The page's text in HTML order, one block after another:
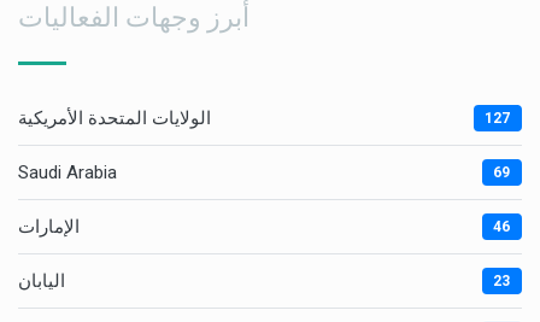
أبرز وجهات الفعاليات
الولايات المتحدة الأمريكية 127
Saudi Arabia 69
الإمارات 46
اليابان 23